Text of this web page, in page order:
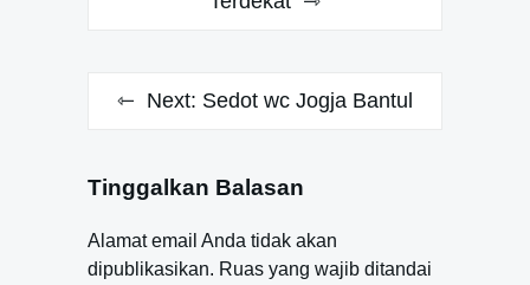
Next: Sedot wc Jogja Bantul
Tinggalkan Balasan
Alamat email Anda tidak akan
dipublikasikan. Ruas yang wajib ditandai